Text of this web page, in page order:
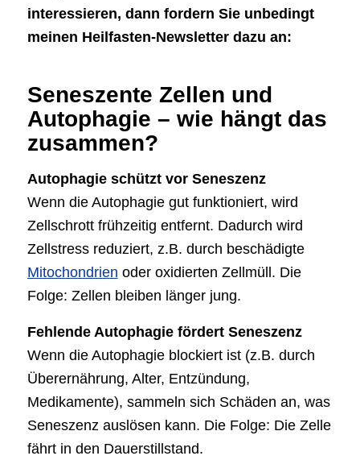
interessieren, dann fordern Sie unbedingt
meinen Heilfasten-Newsletter dazu an:
Seneszente Zellen und
Autophagie – wie hängt das
zusammen?
Autophagie schützt vor Seneszenz
Wenn die Autophagie gut funktioniert, wird
Zellschrott frühzeitig entfernt. Dadurch wird
Zellstress reduziert, z.B. durch beschädigte
Mitochondrien oder oxidierten Zellmüll. Die
Folge: Zellen bleiben länger jung.
Fehlende Autophagie fördert Seneszenz
Wenn die Autophagie blockiert ist (z.B. durch
Überernährung, Alter, Entzündung,
Medikamente), sammeln sich Schäden an, was
Seneszenz auslösen kann. Die Folge: Die Zelle
fährt in den Dauerstillstand.